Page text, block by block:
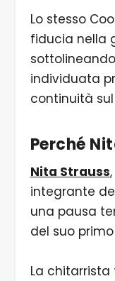
Lo stesso
fiducia nella
individuata
continuità
Perché
Nita Strauss
integrante
una pausa
del suo
La